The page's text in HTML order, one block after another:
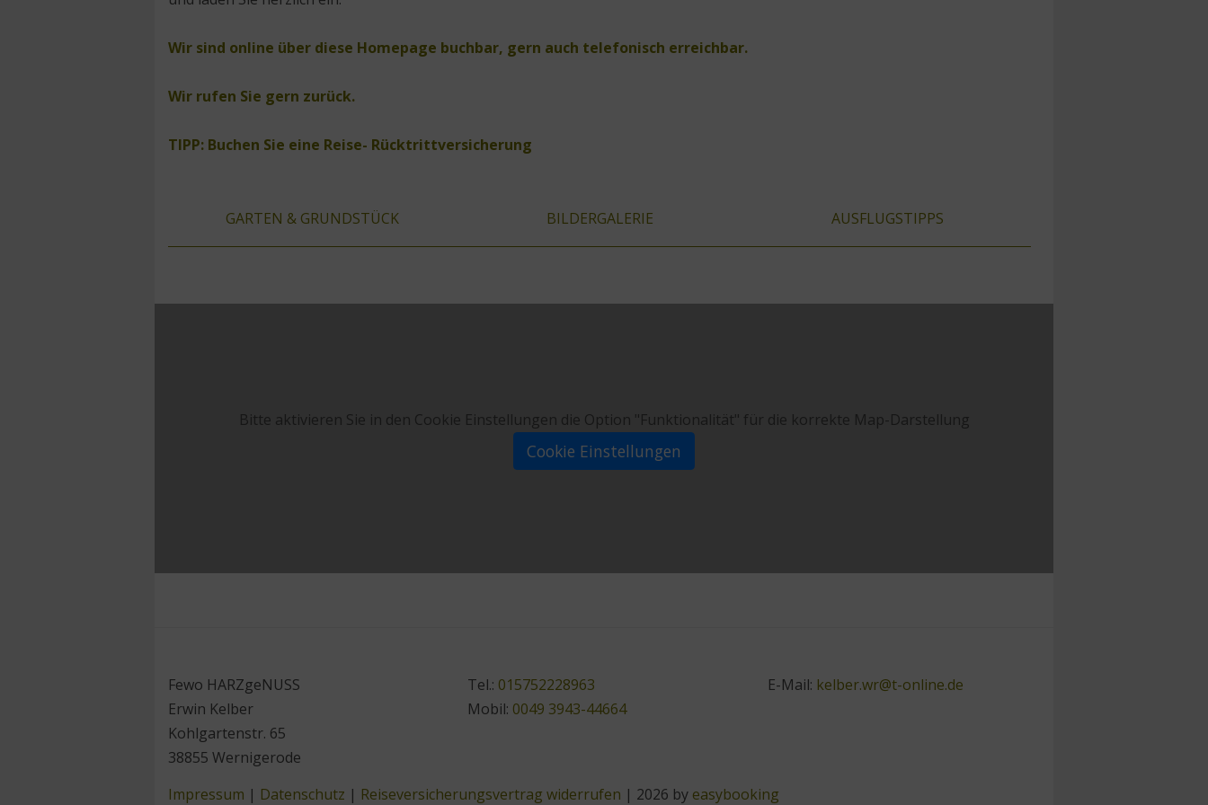
Wir sind online über diese Homepage buchbar, gern auch telefonisch erreichbar.
Wir rufen Sie gern zurück.
TIPP: Buchen Sie eine Reise- Rücktrittversicherung
GARTEN & GRUNDSTÜCK BILDERGALERIE AUSFLUGSTIPPS
Bitte aktivieren Sie in den Cookie Einstellungen die Option "Funktionalität" für die korrekte Map-Darstellung
Cookie Einstellungen
Fewo HARZgeNUSS
Erwin Kelber
Kohlgartenstr. 65
38855 Wernigerode
Tel.: 015752228963
Mobil: 0049 3943-44664
E-Mail: kelber.wr@t-online.de
Impressum | Datenschutz | Reiseversicherungsvertrag widerrufen | 2026 by easybooking